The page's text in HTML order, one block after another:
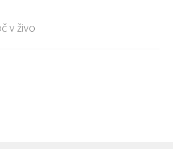
v živo